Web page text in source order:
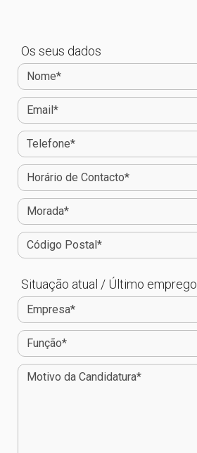
Os seus dados
Situação atual / Último emprego